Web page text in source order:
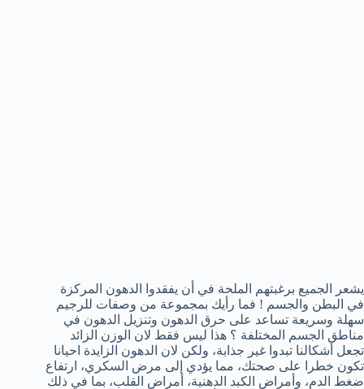
يشعر الجميع برغبتهم الملحة في أن يفقدوا الدهون المركزة
في البطن والجسم ! فما رأيك بمجموعة من وصفات للرجيم
سهلة وسريعة تساعد على حرق الدهون وتنزيل الدهون في
مناطق الجسم المختلفة ؟ هذا ليس فقط لان الوزن الزائد
تجعل أشكالنا تبدوا غير جذابة، ولكن لان الدهون الزايدة احيانا
تكون خطرا على صحتك، مما يؤدي إلى مرض السكري، ارتفاع
ضغط الدم، وأمراض الكبد الدهنية، أمراض القلب، بما في ذلك